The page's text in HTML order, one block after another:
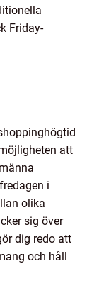
Friday-
att
i
olika
sig över
dig redo att
och håll